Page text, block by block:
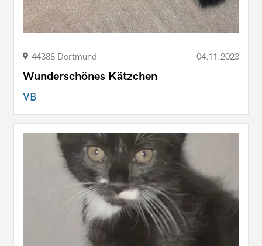
44388 Dortmund 04.11.2023
Wunderschönes Kätzchen
VB